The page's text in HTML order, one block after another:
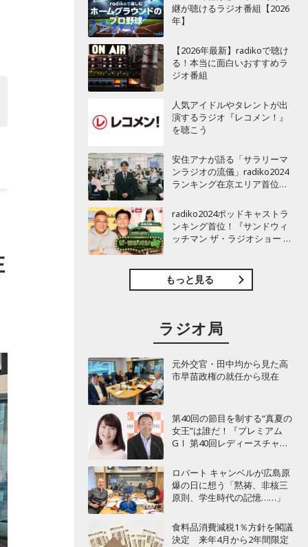
継が聴けるラジオ番組【2026
年】
【2026年最新】radikoで聴け
る！本当に面白いおすすめラ
ジオ番組
人気アイドルやタレントが出
演するラジオ『レコメン！』
を聴こう
安住アナが語る「サラリーマ
ンラジオの流儀」radiko2024
ランキング在京エリア首位
曜天国』インタビュー
radiko2024ポッドキャストラ
ンキング首位！『サンドウィ
ッチマン ザ・ラジオショー サ
もっと見る
ラジオ局
元外交官・田中均から見た高
市早苗政権の就任から現在
第40回の節目を制する“真夏の
女王”は誰だ！『プレミアム
GⅠ 第40回レディースチャン
8/11（火・祝）全国14局ネッ
トでオンエア
ロバート キャンベルが広島原
爆の日に想う「黙祷、非核三
原則、学生時代の記憶……」
食料品消費減税1％方針を閣議
決定 来年4月から2年間限定